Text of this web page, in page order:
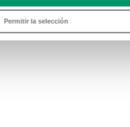
Permitir la selección